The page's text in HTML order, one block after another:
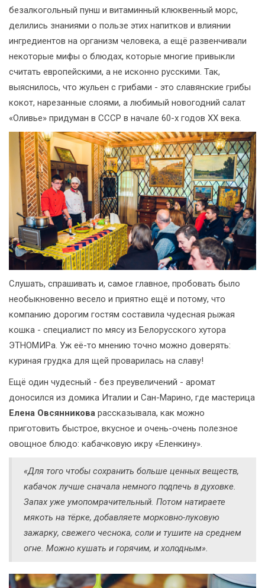
безалкогольный пунш и витаминный клюквенный морс,
делились знаниями о пользе этих напитков и влиянии
ингредиентов на организм человека, а ещё развенчивали
некоторые мифы о блюдах, которые многие привыкли
считать европейскими, а не исконно русскими. Так,
выяснилось, что жульен с грибами - это славянские грибы
кокот, нарезанные слоями, а любимый новогодний салат
«Оливье» придуман в СССР в начале 60-х годов XX века.
Слушать, спрашивать и, самое главное, пробовать было
необыкновенно весело и приятно ещё и потому, что
компанию дорогим гостям составила чудесная рыжая
кошка - специалист по мясу из Белорусского хутора
ЭТНОМИРа. Уж её-то мнению точно можно доверять:
куриная грудка для щей проварилась на славу!
Ещё один чудесный - без преувеличений - аромат
доносился из домика Италии и Сан-Марино, где мастерица
Елена Овсянникова рассказывала, как можно
приготовить быстрое, вкусное и очень-очень полезное
овощное блюдо: кабачковую икру «Еленкину».
«Для того чтобы сохранить больше ценных веществ,
кабачок лучше сначала немного подпечь в духовке.
Запах уже умопомрачительный. Потом натираете
мякоть на тёрке, добавляете морковно-луковую
зажарку, свежего чеснока, соли и тушите на среднем
огне. Можно кушать и горячим, и холодным».